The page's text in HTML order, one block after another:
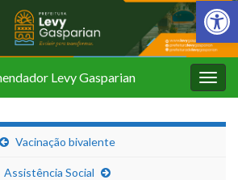
Barra de
Levy Gasparian
Vacinação bivalente
Assistência Social